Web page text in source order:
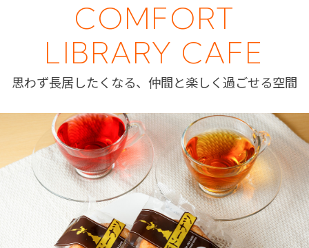
COMFORT
LIBRARY CAFE
思わず長居したくなる、仲間と楽しく過ごせる空間